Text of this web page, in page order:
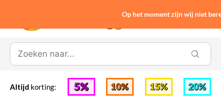
0
Altijd korting:
Op het moment zijn wij niet